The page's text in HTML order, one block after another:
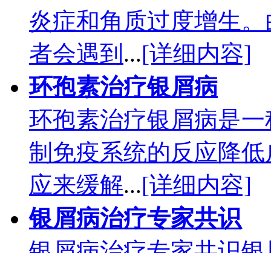
炎症和角质过度增生
者会遇到 ...[详细内容]
环孢素治疗银屑病
环孢素治疗银屑病是
制免疫系统的反应降
应来缓解...[详细内容]
银屑病治疗专家共识